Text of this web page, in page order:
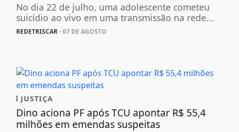
No dia 22 de julho, uma adolescente cometeu
suicídio ao vivo em uma transmissão na rede...
REDETRISCAR- 07 DE AGOSTO
JUSTIÇA
Dino aciona PF após TCU apontar R$ 55,4
milhões em emendas suspeitas